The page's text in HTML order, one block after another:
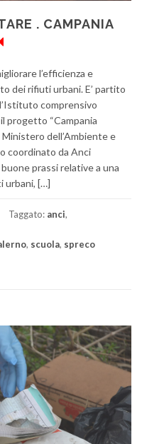
. CAMPANIA
l’efficienza e
dei rifiuti urbani. E’ partito
comprensivo
progetto “Campania
dell’Ambiente e
coordinato da Anci
prassi relative a una
urbani, […]
Taggato: anci,
, scuola, spreco